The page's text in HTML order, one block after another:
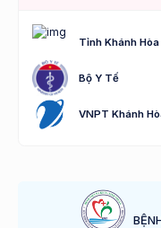
Tỉnh Khánh Hòa
Bộ Y Tế
VNPT Khánh